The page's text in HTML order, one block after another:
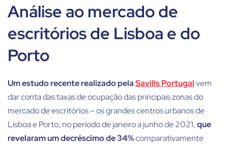
Análise ao mercado de
escritórios de Lisboa e do
Porto
Um estudo recente realizado pelaSavills Portugalvem
dar conta das taxas de ocupação das principais zonas do
mercado de escritórios – os grandes centros urbanos de
Lisboa e Porto, no período de janeiro a junho de 2021,que
revelaram um decréscimo de 34%comparativamente